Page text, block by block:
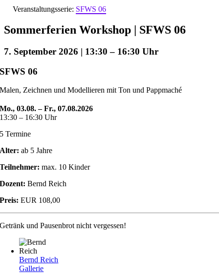
Veranstaltungsserie: SFWS 06
Sommerferien Workshop | SFWS 06
7. September 2026 | 13:30 – 16:30
SFWS 06
Malen, Zeichnen und Modellieren mit Ton und Pappmaché
Mo., 03.08. – Fr., 07.08.2026
13:30 – 16:30 Uhr
5 Termine
Alter: ab 5 Jahre
Teilnehmer: max. 10 Kinder
Dozent: Bernd Reich
Preis: EUR 108,00
Getränk und Pausenbrot nicht vergessen!
Bernd Reich
Gallerie